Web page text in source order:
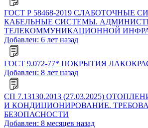
ГОСТ Р 58468-2019 СЛАБОТОЧНЫЕ
КАБЕЛЬНЫЕ СИСТЕМЫ.
ТЕЛЕКОММУНИКАЦИОННОЙ
Добавлен: 6 лет назад
ГОСТ 9.072-77* ПОКРЫТИЯ
Добавлен: 8 лет назад
СП 7.13130.2013 (27.03.2025)
И КОНДИЦИОНИРОВАНИЕ.
БЕЗОПАСНОСТИ
Добавлен: 8 месяцев назад